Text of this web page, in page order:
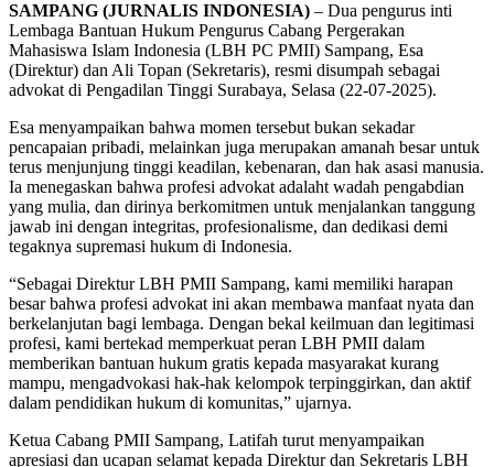
SAMPANG (JURNALIS INDONESIA) – Dua pengurus inti
Lembaga Bantuan Hukum Pengurus Cabang Pergerakan
Mahasiswa Islam Indonesia (LBH PC PMII) Sampang, Esa
(Direktur) dan Ali Topan (Sekretaris), resmi disumpah sebagai
advokat di Pengadilan Tinggi Surabaya, Selasa (22-07-2025).
Esa menyampaikan bahwa momen tersebut bukan sekadar
pencapaian pribadi, melainkan juga merupakan amanah besar untuk
terus menjunjung tinggi keadilan, kebenaran, dan hak asasi manusia.
Ia menegaskan bahwa profesi advokat adalaht wadah pengabdian
yang mulia, dan dirinya berkomitmen untuk menjalankan tanggung
jawab ini dengan integritas, profesionalisme, dan dedikasi demi
tegaknya supremasi hukum di Indonesia.
“Sebagai Direktur LBH PMII Sampang, kami memiliki harapan
besar bahwa profesi advokat ini akan membawa manfaat nyata dan
berkelanjutan bagi lembaga. Dengan bekal keilmuan dan legitimasi
profesi, kami bertekad memperkuat peran LBH PMII dalam
memberikan bantuan hukum gratis kepada masyarakat kurang
mampu, mengadvokasi hak-hak kelompok terpinggirkan, dan aktif
dalam pendidikan hukum di komunitas,” ujarnya.
Ketua Cabang PMII Sampang, Latifah turut menyampaikan
apresiasi dan ucapan selamat kepada Direktur dan Sekretaris LBH